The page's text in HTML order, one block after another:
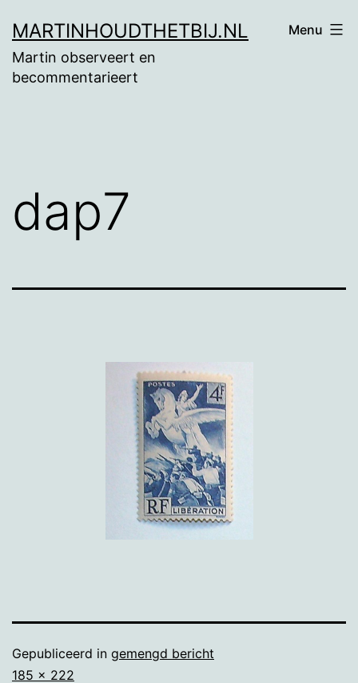
naar
de
MARTINHOUDTHETBIJ.NL
Martin observeert en
becommentarieert
Menu
dap7
Gepubliceerd in gemengd bericht
Volledige
185 × 222